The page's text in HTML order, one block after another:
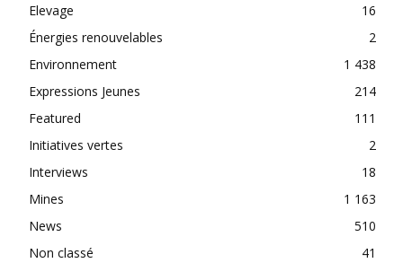
Elevage
16
Énergies renouvelables
2
Environnement
1 438
Expressions Jeunes
214
Featured
111
Initiatives vertes
2
Interviews
18
Mines
1 163
News
510
Non classé
41